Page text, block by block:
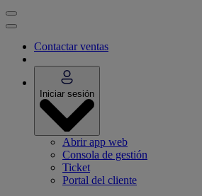
Contactar ventas
Iniciar sesión
Abrir app web
Consola de gestión
Ticket
Portal del cliente